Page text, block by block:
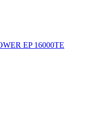
EP 16000ТЕ